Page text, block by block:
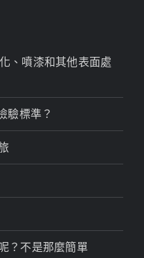
、噴漆和其他表面處
驗標準？
？不是那麼簡單